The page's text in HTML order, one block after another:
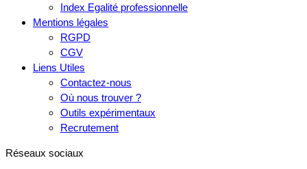
Index Egalité professionnelle
Mentions légales
RGPD
CGV
Liens Utiles
Contactez-nous
Où nous trouver ?
Outils expérimentaux
Recrutement
Réseaux sociaux